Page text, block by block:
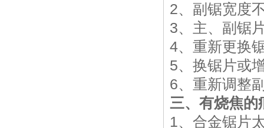
2、副锯宽度
3、主、副锯
4、重新更换
5、换锯片或
6、重新调整
三、有烧焦的
1、合金锯片